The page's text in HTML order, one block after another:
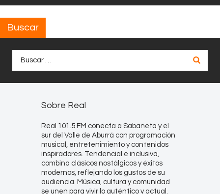
Buscar
Sobre Real
Real 101.5 FM conecta a Sabaneta y el
sur del Valle de Aburrá con programación
musical, entretenimiento y contenidos
inspiradores. Tendencial e inclusiva,
combina clásicos nostálgicos y éxitos
modernos, reflejando los gustos de su
audiencia. Música, cultura y comunidad
se unen para vivir lo auténtico y actual.